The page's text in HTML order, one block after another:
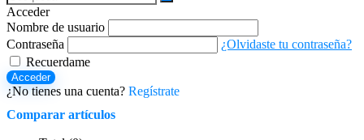
Acceder
Nombre de usuario
Contraseña
¿Olvidaste tu contraseña?
Recuerdame
Acceder
¿No tienes una cuenta? Regístrate
Comparar artículos